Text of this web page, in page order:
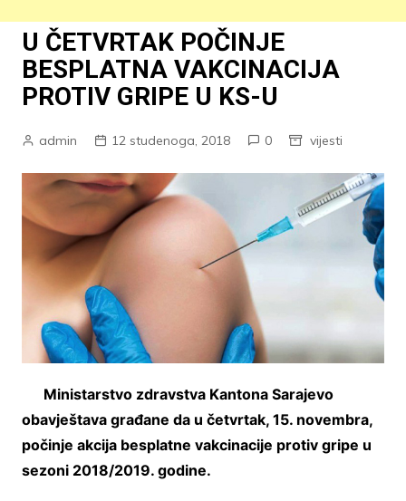
U ČETVRTAK POČINJE
BESPLATNA VAKCINACIJA
PROTIV GRIPE U KS-U
admin 12 studenoga, 2018 0 vijesti
Ministarstvo zdravstva Kantona Sarajevo
obavještava građane da u četvrtak, 15. novembra,
počinje akcija besplatne vakcinacije protiv gripe u
sezoni 2018/2019. godine.